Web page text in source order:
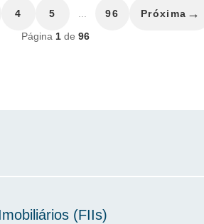
4 5 96 Próxima →
Página 1 de 96
(FIIs)